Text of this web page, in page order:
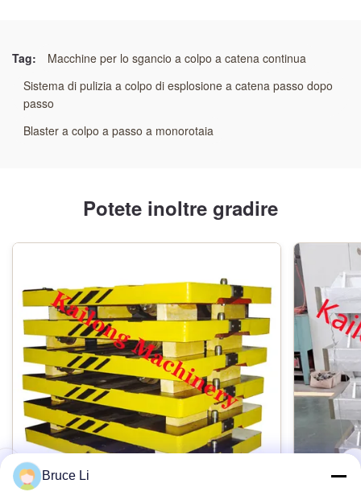
Sistema di sgancio abrasivo a due ganci
Tag:
Macchine per lo sgancio a colpo a catena continua
Sistema di pulizia a colpo di esplosione a catena passo dopo
passo
Blaster a colpo a passo a monorotaia
Potete inoltre gradire
Bruce Li